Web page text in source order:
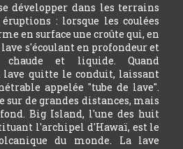
développer dans les terrains
: lorsque les coulées
en surface une croûte qui, en
s'écoulant en profondeur et
et liquide. Quand
quitte le conduit, laissant
appelée "tube de lave".
sur de grandes distances, mais
Big Island, l'une des huit
l'archipel d'Hawaï, est le
du monde. La lave